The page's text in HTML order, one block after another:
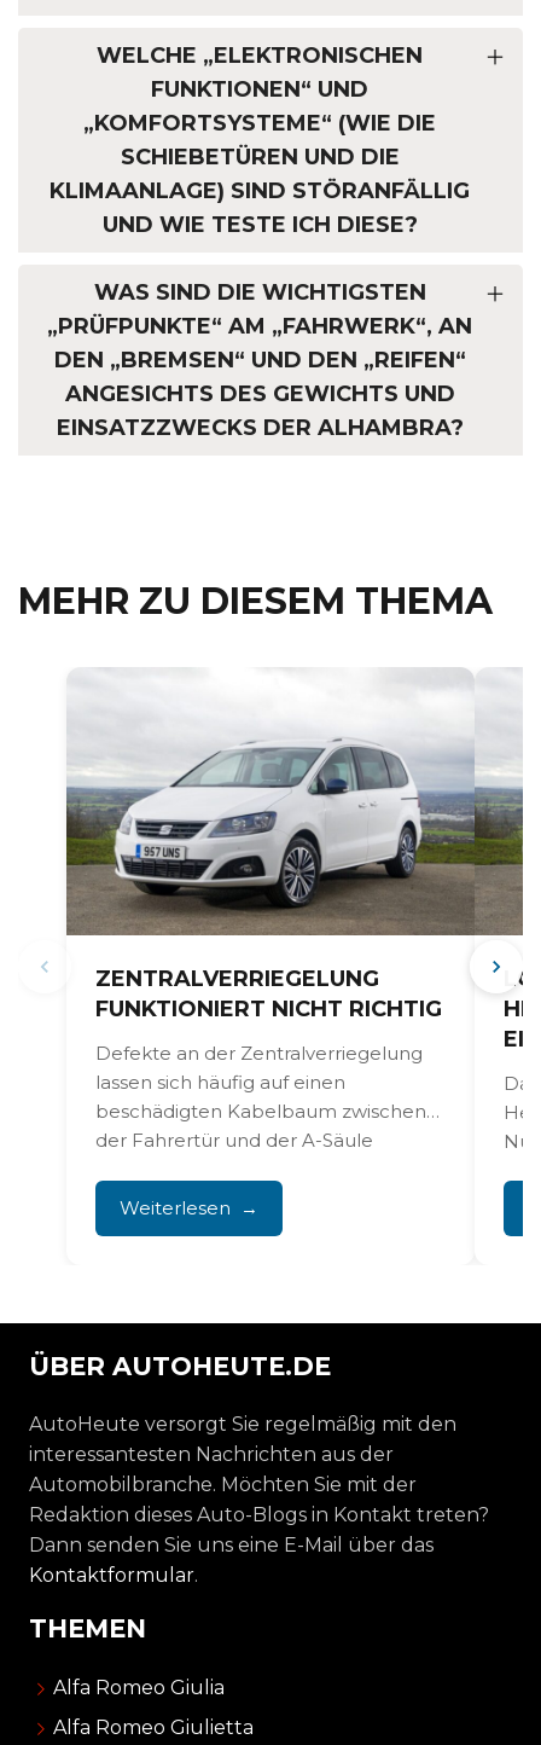
WELCHE „ELEKTRONISCHEN
FUNKTIONEN“ UND
„KOMFORTSYSTEME“ (WIE DIE
SCHIEBETÜREN UND DIE
KLIMAANLAGE) SIND STÖRANFÄLLIG
UND WIE TESTE ICH DIESE?
WAS SIND DIE WICHTIGSTEN
„PRÜFPUNKTE“ AM „FAHRWERK“, AN
DEN „BREMSEN“ UND DEN „REIFEN“
ANGESICHTS DES GEWICHTS UND
EINSATZZWECKS DER ALHAMBRA?
MEHR ZU DIESEM THEMA
ZENTRALVERRIEGELUNG
FUNKTIONIERT NICHT RICHTIG
Defekte an der Zentralverriegelung
lassen sich häufig auf einen
beschädigten Kabelbaum zwischen
der Fahrertür und der A-Säule
Weiterlesen
ÜBER AUTOHEUTE.DE
AutoHeute versorgt Sie regelmäßig mit den
interessantesten Nachrichten aus der
Automobilbranche. Möchten Sie mit der
Redaktion dieses Auto-Blogs in Kontakt treten?
Dann senden Sie uns eine E-Mail über das
Kontaktformular.
THEMEN
Alfa Romeo Giulia
Alfa Romeo Giulietta